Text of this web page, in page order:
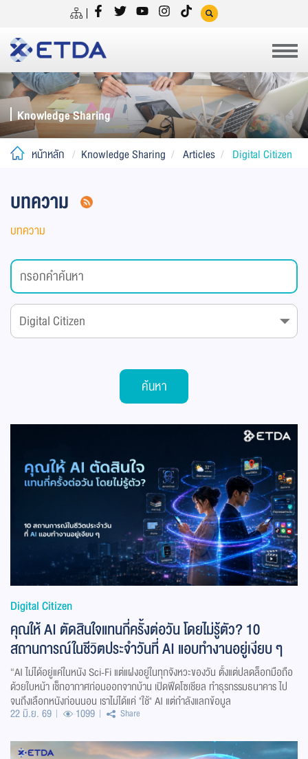
Knowledge Sharing
หน้าหลัก Knowledge Sharing Articles Digital Citizen
บทความ
บทความ
ค้นหา
Digital Citizen
คุณให้ AI ตัดสินใจแทนกี่ครั้งต่อวัน โดยไม่รู้ตัว? 10
สถานการณ์ในชีวิตประจำวันที่ AI แอบทำงานอยู่เงียบ ๆ
“AI ไม่ได้อยู่แค่ในหนัง Sci-Fi แต่แฝงอยู่ในทุกจังหวะของวัน ตั้งแต่ปลดล็อกมือถือ
ด้วยใบหน้า เช็กอากาศก่อนออกจากบ้าน เปิดฟีดโซเชียล ทำธุรกรรมธนาคาร ไป
จนถึงเลือกหนังก่อนนอน เราไม่ได้แค่ "ใช้" AI แต่กำลังแลกข้อมูล
22 มิ.ย. 69 1099 Share